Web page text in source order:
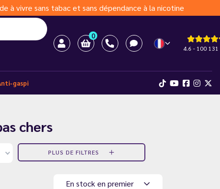
à vivre sans tabac et sans dépendance à la nicotine
0
4.6 - 100 131
gaspi
chers
PLUS DE FILTRES
En stock en premier